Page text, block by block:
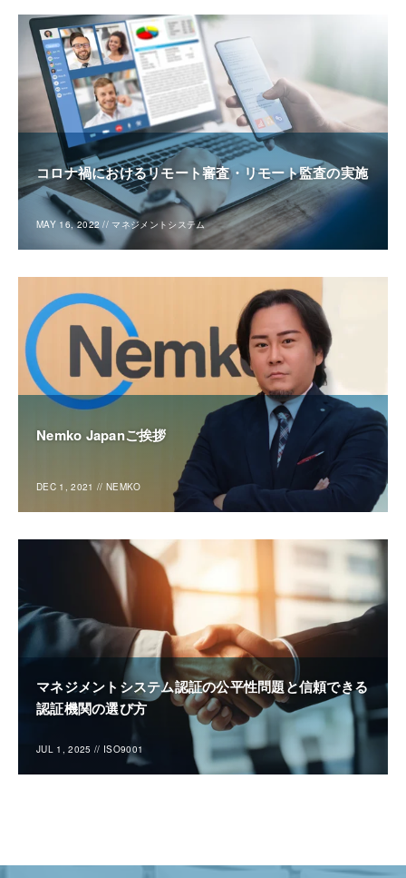
コロナ禍におけるリモート審査・リモート監査の実施
MAY 16, 2022 // マネジメントシステム
Nemko Japanご挨拶
DEC 1, 2021 // NEMKO
マネジメントシステム認証の公平性問題と信頼できる
認証機関の選び方
JUL 1, 2025 // ISO9001